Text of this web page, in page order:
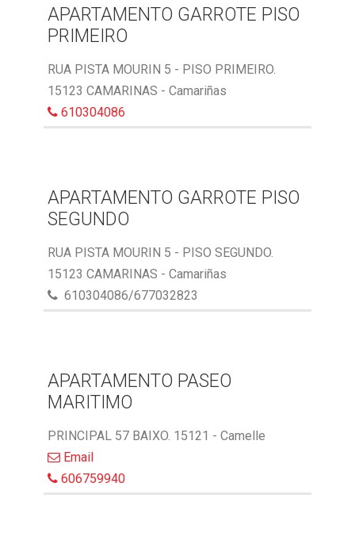
APARTAMENTO GARROTE PISO
PRIMEIRO
RUA PISTA MOURIN 5 - PISO PRIMEIRO.
15123 CAMARINAS - Camariñas
610304086
APARTAMENTO GARROTE PISO
SEGUNDO
RUA PISTA MOURIN 5 - PISO SEGUNDO.
15123 CAMARINAS - Camariñas
610304086/677032823
APARTAMENTO PASEO
MARITIMO
PRINCIPAL 57 BAIXO. 15121 - Camelle
Email
606759940